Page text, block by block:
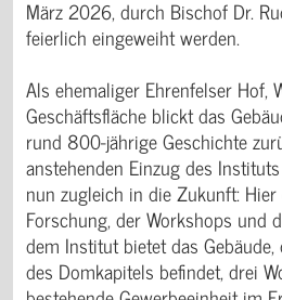
Zur Einweihung kamen in der
Sanierung sowie an der
Beteiligten zusammen, um
gemeinsam zu feiern. Der
Franz Frühmorgen schilderte den
und dankte allen Mitwirkenden.
Bischof Dr. Rudolf Voderholzer,
Peithner die Baumaßnahme
Baumann stellte anschließend
Alltagskultur und seine Arbeit